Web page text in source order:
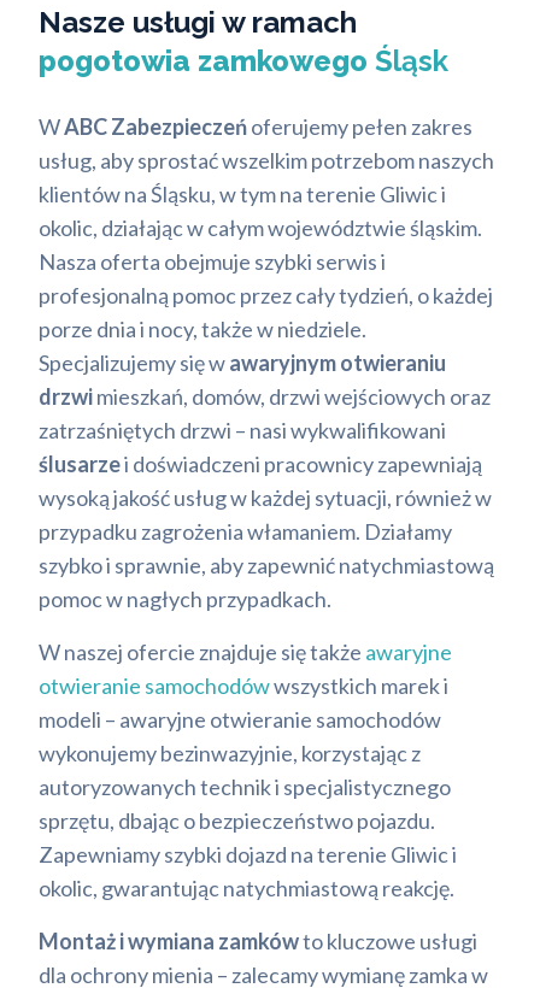
Nasze usługi w ramach
pogotowia zamkowego Śląsk
WABC Zabezpieczeńoferujemy pełen zakres
usług, aby sprostać wszelkim potrzebom naszych
klientów na Śląsku, w tym na terenie Gliwic i
okolic, działając w całym województwie śląskim.
Nasza oferta obejmuje szybki serwis i
profesjonalną pomoc przez cały tydzień, o każdej
porze dnia i nocy, także w niedziele.
Specjalizujemy się wawaryjnym otwieraniu
drzwimieszkań, domów, drzwi wejściowych oraz
zatrzaśniętych drzwi – nasi wykwalifikowani
ślusarzei doświadczeni pracownicy zapewniają
wysoką jakość usług w każdej sytuacji, również w
przypadku zagrożenia włamaniem. Działamy
szybko i sprawnie, aby zapewnić natychmiastową
pomoc w nagłych przypadkach.
W naszej ofercie znajduje się także awaryjne
otwieranie samochodówwszystkich marek i
modeli – awaryjne otwieranie samochodów
wykonujemy bezinwazyjnie, korzystając z
autoryzowanych technik i specjalistycznego
sprzętu, dbając o bezpieczeństwo pojazdu.
Zapewniamy szybki dojazd na terenie Gliwic i
okolic, gwarantując natychmiastową reakcję.
Montaż i wymiana zamkówto kluczowe usługi
dla ochrony mienia – zalecamy wymianę zamka w